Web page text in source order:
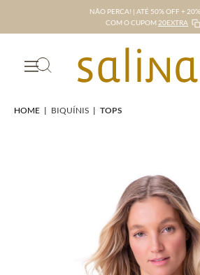
NÃO PERCA! | ATÉ 50% OFF +
COM O CUPOM 20EXTRA
HOME | BIQUÍNIS | TOPS